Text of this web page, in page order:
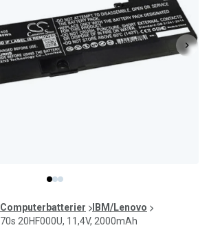
item
0
item
1
item
2
Computerbatterier
IBM/Lenovo
20HF000U, 11,4V, 2000mAh